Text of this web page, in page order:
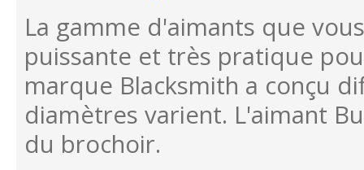
La gamme d'aimants que
puissante et très pratique
marque Blacksmith a conçu
diamètres varient. L'aimant
du brochoir.